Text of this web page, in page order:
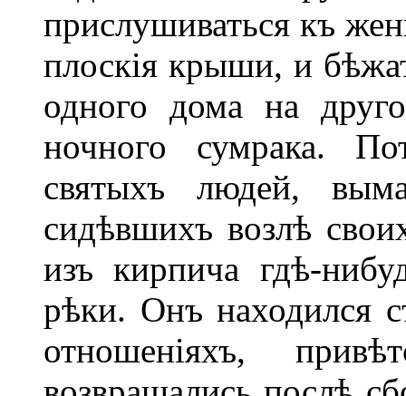
прислушиваться къ
плоскія крыши, и
одного дома на
ночного сумрака.
святыхъ людей,
сидѣвшихъ возлѣ
изъ кирпича гдѣ-
рѣки. Онъ находился
отношеніяхъ,